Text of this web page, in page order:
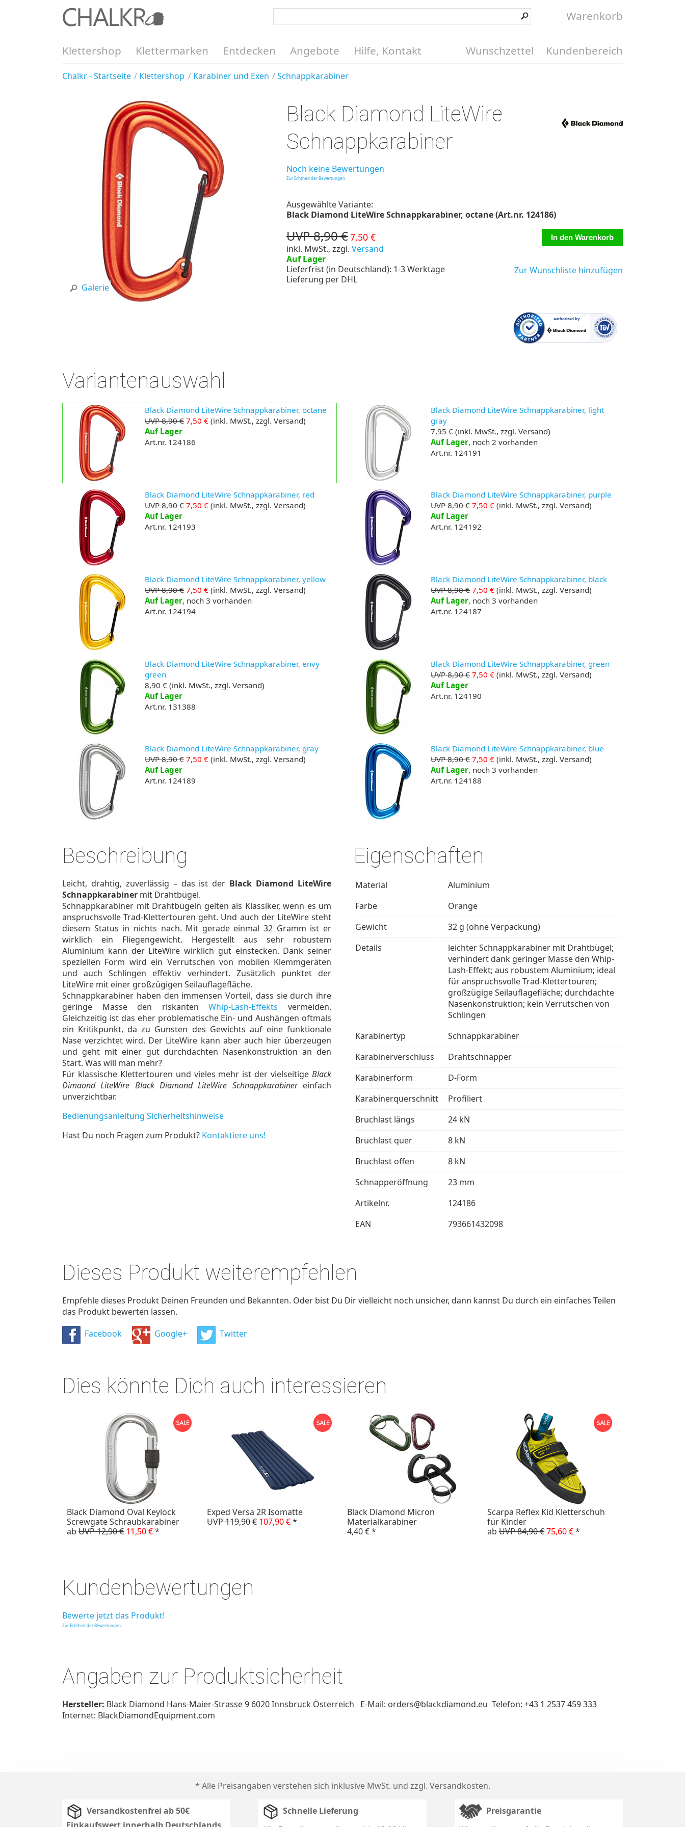
Warenkorb
Klettershop Klettermarken Entdecken Angebote Hilfe, Kontakt Kundenbereich
Wunschzettel
Chalkr - Startseite Klettershop Karabiner und Exen Schnappkarabiner
Galerie
Black Diamond LiteWire
Schnappkarabiner
Noch keine Bewertungen
Zur Echtheit der Bewertungen
Ausgewählte Variante:
Black Diamond LiteWire Schnappkarabiner, octane (Art.nr. 124186)
UVP 8,90 €7,50 €
inkl. MwSt., zzgl. Versand
Auf Lager
Lieferfrist (in Deutschland): 1-3 Werktage
Lieferung per DHL
Zur Wunschliste hinzufügen
Variantenauswahl
Black Diamond LiteWire Schnappkarabiner, octane
UVP 8,90 € 7,50 € (inkl. MwSt., zzgl. Versand)
Auf Lager
Art.nr. 124186
Black Diamond LiteWire Schnappkarabiner, light
gray
7,95 € (inkl. MwSt., zzgl. Versand)
Auf Lager, noch 2 vorhanden
Art.nr. 124191
Black Diamond LiteWire Schnappkarabiner, red
UVP 8,90 € 7,50 € (inkl. MwSt., zzgl. Versand)
Auf Lager
Art.nr. 124193
Black Diamond LiteWire Schnappkarabiner, purple
UVP 8,90 € 7,50 € (inkl. MwSt., zzgl. Versand)
Auf Lager
Art.nr. 124192
Black Diamond LiteWire Schnappkarabiner, yellow
UVP 8,90 € 7,50 € (inkl. MwSt., zzgl. Versand)
Auf Lager, noch 3 vorhanden
Art.nr. 124194
Black Diamond LiteWire Schnappkarabiner, black
UVP 8,90 € 7,50 € (inkl. MwSt., zzgl. Versand)
Auf Lager, noch 3 vorhanden
Art.nr. 124187
Black Diamond LiteWire Schnappkarabiner, envy
green
8,90 € (inkl. MwSt., zzgl. Versand)
Auf Lager
Art.nr. 131388
Black Diamond LiteWire Schnappkarabiner, green
UVP 8,90 € 7,50 € (inkl. MwSt., zzgl. Versand)
Auf Lager
Art.nr. 124190
Black Diamond LiteWire Schnappkarabiner, gray
UVP 8,90 € 7,50 € (inkl. MwSt., zzgl. Versand)
Auf Lager
Art.nr. 124189
Black Diamond LiteWire Schnappkarabiner, blue
UVP 8,90 € 7,50 € (inkl. MwSt., zzgl. Versand)
Auf Lager, noch 3 vorhanden
Art.nr. 124188
Eigenschaften
Material
Aluminium
Farbe
Orange
Gewicht
32 g (ohne Verpackung)
Details
leichter Schnappkarabiner mit Drahtbügel;
verhindert dank geringer Masse den Whip-
Lash-Effekt; aus robustem Aluminium; ideal
für anspruchsvolle Trad-Klettertouren;
großzügige Seilauflagefläche; durchdachte
Nasenkonstruktion; kein Verrutschen von
Schlingen
Karabinertyp
Schnappkarabiner
Karabinerverschluss
Drahtschnapper
Karabinerform
D-Form
Karabinerquerschnitt
Profiliert
Bruchlast längs
24 kN
Bruchlast quer
8 kN
Bruchlast offen
8 kN
Schnapperöffnung
23 mm
Artikelnr.
124186
EAN
793661432098
Beschreibung
Leicht, drahtig, zuverlässig – das ist der Black Diamond LiteWire
Schnappkarabiner mit Drahtbügel.
Schnappkarabiner mit Drahtbügeln gelten als Klassiker, wenn es um
anspruchsvolle Trad-Klettertouren geht. Und auch der LiteWire steht
diesem Status in nichts nach. Mit gerade einmal 32 Gramm ist er
wirklich ein Fliegengewicht. Hergestellt aus sehr robustem
Aluminium kann der LiteWire wirklich gut einstecken. Dank seiner
speziellen Form wird ein Verrutschen von mobilen Klemmgeräten
und auch Schlingen effektiv verhindert. Zusätzlich punktet der
LiteWire mit einer großzügigen Seilauflagefläche.
Schnappkarabiner haben den immensen Vorteil, dass sie durch ihre
geringe Masse den riskantenWhip-Lash-Effekts vermeiden.
Gleichzeitig ist das eher problematische Ein- und Aushängen oftmals
ein Kritikpunkt, da zu Gunsten des Gewichts auf eine funktionale
Nase verzichtet wird. Der LiteWire kann aber auch hier überzeugen
und geht mit einer gut durchdachten Nasenkonstruktion an den
Start. Was will man mehr?
Für klassische Klettertouren und vieles mehr ist der vielseitige Black
Dimaond LiteWire Black Diamond LiteWire Schnappkarabinereinfach
unverzichtbar.
Bedienungsanleitung Sicherheitshinweise
Hast Du noch Fragen zum Produkt? Kontaktiere uns!
Dieses Produkt weiterempfehlen
Empfehle dieses Produkt Deinen Freunden und Bekannten. Oder bist Du Dir vielleicht noch unsicher, dann kannst Du durch ein einfaches Teilen
das Produkt bewerten lassen.
Facebook
Google+ Twitter
Dies könnte Dich auch interessieren
Black Diamond Oval Keylock
Screwgate Schraubkarabiner
ab UVP 12,90 € 11,50 €*
Exped Versa 2R Isomatte
UVP 119,90 € 107,90 €*
Black Diamond Micron
Materialkarabiner
4,40 €*
Scarpa Reflex Kid Kletterschuh
für Kinder
ab UVP 84,90 €75,60 €*
Kundenbewertungen
Bewerte jetzt das Produkt!
Zur Echtheit der Bewertungen
Angaben zur Produktsicherheit
Hersteller: Black Diamond Hans-Maier-Strasse 9 6020 Innsbruck Österreich E-Mail: orders@blackdiamond.eu Telefon: +43 1 2537 459 333
Internet: BlackDiamondEquipment.com
* Alle Preisangaben verstehen sich inklusive MwSt. und zzgl. Versandkosten.
Versandkostenfrei ab 50€
Schnelle Lieferung
Preisgarantie